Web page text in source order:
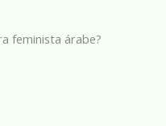
feminista árabe?